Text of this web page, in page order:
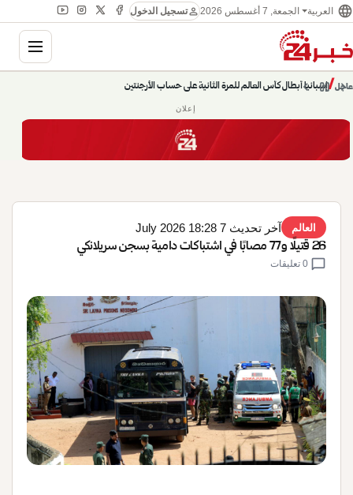
language العربية الجمعة, 7 أغسطس 2026 personتسجيل الدخول
عاجل/
إسبانيا أبطال كأس العالم للمرة الثانية على حساب الأرجنتين
حديث الساعة: سيناريوهات قادمة 745
chevron_right
pause
chevron_left
إعلان
العالم آخر تحديث 7 July 2026 18:28
26 قتيلًا و77 مصابًا في اشتباكات دامية بسجن سريلانكي
chat_bubble